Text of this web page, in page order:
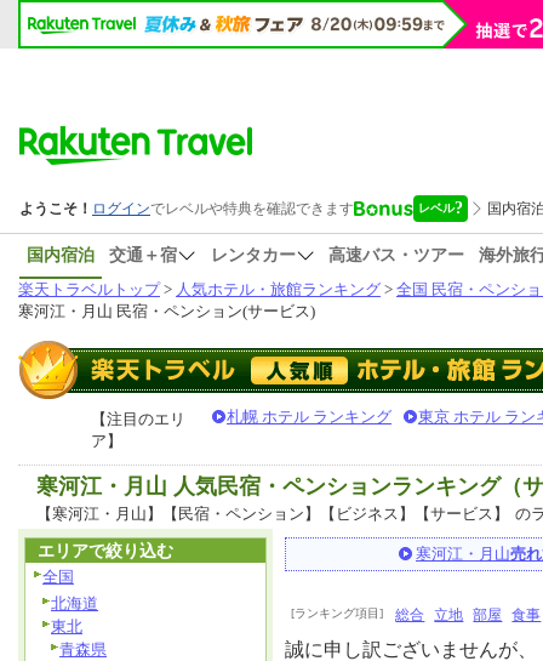
国内宿泊 交通＋宿 レンタカー 高速バス・ツアー
海外旅
楽天トラベルトップ> 人気ホテル・旅館ランキング > 全国 民宿・ペンシ
寒河江・月山 民宿・ペンション(サービス)
【注目のエリ
ア】
札幌 ホテル ランキング 東京 ホテル ラン
寒河江・月山 人気民宿・ペンションランキング（
【寒河江・月山】【民宿・ペンション】【ビジネス】【サービス】 の
寒河江・月山売
[ランキング項目] 総合 立地 部屋 食事
誠に申し訳ございませんが、
エリアで絞り込む
全国
北海道
東北
青森県